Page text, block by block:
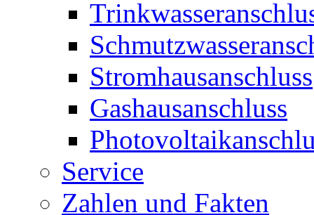
Stromhausanschluss
Gashausanschluss
Service
Zahlen und Fakten